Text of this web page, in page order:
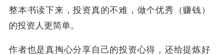
整本书读下来，投资真的不难，做个优秀（赚钱）
的投资人更简单。
作者也是真掏心分享自己的投资心得，还给提炼好